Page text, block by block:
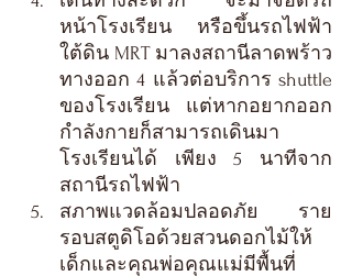
หน้าโรงเรียน หรือขึ้นรถไฟฟ้า
ใต้ดิน MRT มาลงสถานีลาดพร้าว
ทางออก 4 แล้วต่อบริการ shuttle
ของโรงเรียน แต่หากอยากออก
กำลังกายก็สามารถเดินมา
โรงเรียนได้ เพียง 5 นาทีจาก
สถานีรถไฟฟ้า
สภาพแวดล้อมปลอดภัย ราย
รอบสตูดิโอด้วยสวนดอกไม้ให้
เด็กและคุณพ่อคุณแม่มีพื้นที่